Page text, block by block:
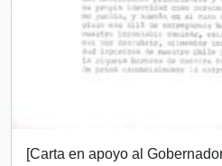
[Carta en apoyo al